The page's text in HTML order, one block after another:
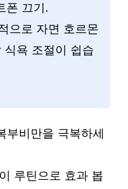
폰 끄기.
으로 자면 호르몬
식욕 조절이 쉽습
부비만을 극복하세
루틴으로 효과 봅